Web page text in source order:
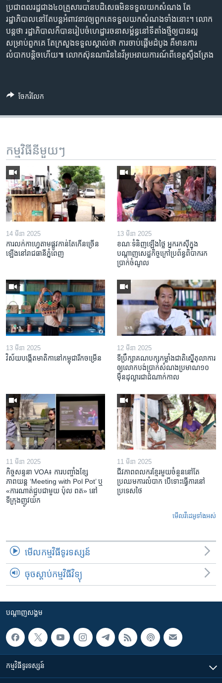
ប្រជាពលរដ្ឋជាង៤០គ្រួសារបានបដិសេធមិនទទួលយកសំណង តែ
រដ្ឋាភិបាលនៅតែបន្តអំពាវនាវឲ្យពួកគេទទួលយកសំណងទាំងនោះ។ លោក
បន្តថា រដ្ឋាភិបាលក៏បានរៀបចំហេដ្ឋារចនាសម្ព័ន្ធនៅទីតាំងថ្មីឲ្យបានល្អ
សម្រាប់ពួកគេ តែក្រសួងទទួលស្គាល់ថា ការចាប់ផ្តើមដំបូង គឺមានការ
លំបាកបន្តិចហើយ៕ លោកស៊ុនណារិននៃវីអូអេរាយការណ៍ពីខេត្តស្ទឹងត្រែង
ចែករំលែក
កម្មវិធី​នីមួយៗ
14 មីនា 2025
ការលក់​កាហ្វេ​តាម​ផ្លូវ​កាន់តែ​កើន​ច្រើន​
ឡើង​នៅ​រាជធានី​ភ្នំពេញ
13 មីនា 2025
ខណៈទំនិញឡើងថ្លៃ អ្នករកស៊ីក្នុង​
បណ្តាញ​សេដ្ឋកិច្ចក្រៅ​ប្រព័ន្ធពិបាក​រក​
ប្រាក់​ចំណូល
13 មីនា 2025
វិស័យ​បង្កើត​មាតិកា​នៅ​កម្ពុជា​រីក​ចម្រើន
12 មីនា 2025
ទីប្រឹក្សា​គណបក្ស​កម្លាំង​ជាតិ​ស្នើ​តុលាការ​
ឲ្យ​លោក​បង់ប្រាក់​សំណង​ប្រមាណ​១០​
ម៉ឺន​ដុល្លារ​ជា​ដំណាក់កាល
11 មីនា 2025
កិច្ចសន្ទនា VOA៖ ការ​បញ្ចាំង​ខ្សែ
ភាពយន្ត ‘Meeting with Pol Pot’ ឬ
«ការណាត់ជួប​ជាមួយ​ ប៉ុល ពត» នៅ
ទីក្រុងញូវយ៉ក​
11 មីនា 2025
ជីវភាពពលករខ្មែរមួយចំនួននៅតែ
ប្រឈមការលំបាក បើទោះធ្វើការនៅ
ប្រទេសថៃ
មើល​វីដេអូ​ទាំង​អស់
មើល​កម្មវិធី​ទូរទស្សន៍
ចុចស្តាប់កម្មវិធីវិទ្យុ
បណ្តាញ​សង្គម
កម្មវិធី​ទូរទស្សន៍